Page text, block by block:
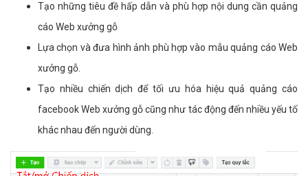
Tạo những tiêu đề hấp dẫn và phù hợp nội dung cần quảng
cáo Web xưởng gỗ
Lựa chọn và đưa hình ảnh phù hợp vào mẫu quảng cáo Web
xưởng gỗ.
Tạo nhiều chiến dịch để tối ưu hóa hiệu quả quảng cáo
facebook Web xưởng gỗ cũng như tác động đến nhiều yếu tố
khác nhau đến người dùng.